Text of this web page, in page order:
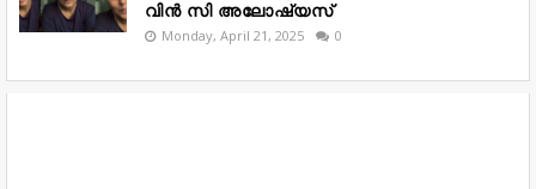
വിൻ സി അലോഷ്യസ്
Monday, April 21, 2025 0